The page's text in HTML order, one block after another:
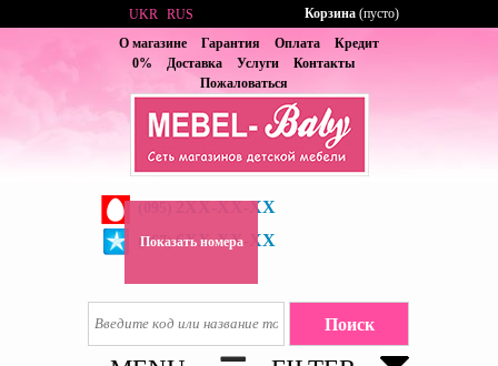
О магазине Гарантия Оплата
Кредит
0%
Доставка Услуги
Контакты
Пожаловаться
2XX-XX-XX
(067) 6XX-XX-XX
Показать номера
UKR RUS Корзина (пусто)